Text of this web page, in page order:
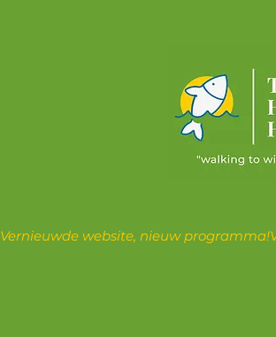
Vernieuwde website, nieuw programma!